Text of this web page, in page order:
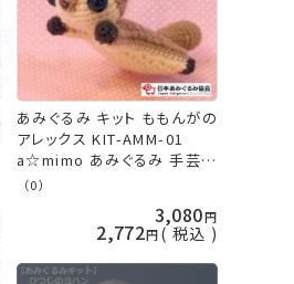
あみぐるみ キット ももんがの
アレックス KIT-AMM-01
a☆mimo あみぐるみ 手芸キ
ット 日本あみぐるみ協会 ネ
（0）
3,080
2,772 税込